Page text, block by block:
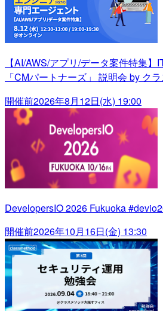
【AI/AWS/アプリ/データ案件特集
「CMパートナーズ」 説明会 by ク
開催前2026年8月12日(水) 19:00
DevelopersIO 2026 Fukuoka
開催前2026年10月16日(金) 13:30